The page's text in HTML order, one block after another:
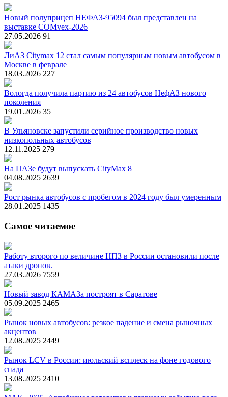
Новый полуприцеп НЕФАЗ-95094 был представлен на
выставке COMvex-2026
27.05.2026 91
ЛиАЗ Citymax 12 стал самым популярным новым автобусом в
Москве в феврале
18.03.2026 227
Вологда получила партию из 24 автобусов НефАЗ нового
поколения
19.01.2026 35
В Ульяновске запустили серийное производство новых
низкопольных автобусов
12.11.2025 279
На ПАЗе будут выпускать CityMax 8
04.08.2025 2639
Рост рынка автобусов с пробегом в 2024 году был умеренным
28.01.2025 1435
Самое читаемое
Работу второго по величине НПЗ в России остановили после
атаки дронов.
27.03.2026 7559
Новый завод КАМАЗа построят в Саратове
05.09.2025 2465
Рынок новых автобусов: резкое падение и смена рыночных
акцентов
12.08.2025 2449
Рынок LCV в России: июльский всплеск на фоне годового
спада
13.08.2025 2410